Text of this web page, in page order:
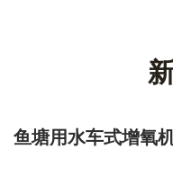
鱼塘用水车式增氧